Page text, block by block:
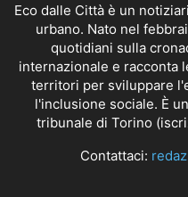
Eco dalle Città è un
urbano. Nato nel
quotidiani sulla
internazionale e racconta
territori per sviluppare
l'inclusione sociale. È
tribunale di Torino
Contattaci: